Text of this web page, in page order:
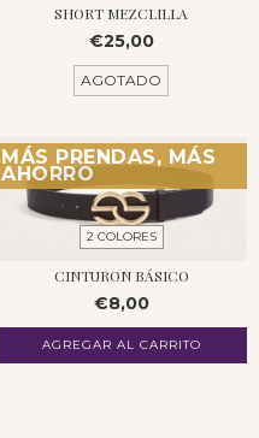
SHORT MEZCLILLA
€25,00
AGOTADO
MÁS PRENDAS, MÁS
AHORRO
2 COLORES
CINTURON BÁSICO
€8,00
AGREGAR AL CARRITO